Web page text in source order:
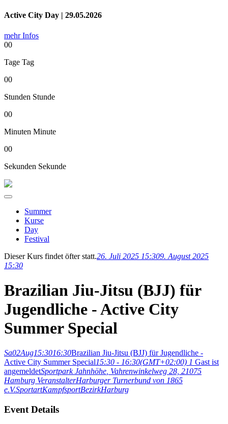
Active City Day | 29.05.2026
mehr Infos
00
Tage Tag
00
Stunden Stunde
00
Minuten Minute
00
Sekunden Sekunde
Summer
Kurse
Day
Festival
Dieser Kurs findet öfter statt.26. Juli 2025 15:309. August 2025
15:30
Brazilian Jiu-Jitsu (BJJ) für
Jugendliche - Active City
Summer Special
Sa02Aug15:3016:30Brazilian Jiu-Jitsu (BJJ) für Jugendliche -
Active City Summer Special15:30 - 16:30(GMT+02:00) 1 Gast ist
angemeldetSportpark Jahnhöhe, Vahrenwinkelweg 28, 21075
Hamburg VeranstalterHarburger Turnerbund von 1865
e.V.SportartKampfsportBezirkHarburg
Event Details